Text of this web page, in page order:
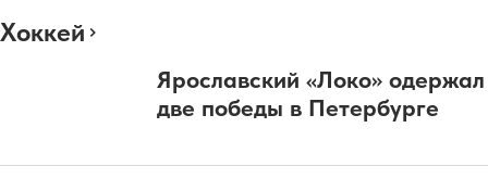
Хоккей
Ярославский «Локо» одержал
две победы в Петербурге